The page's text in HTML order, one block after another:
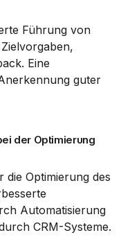
Führung von
Eine
guter
der Optimierung
die Optimierung des
Automatisierung
CRM-Systeme.